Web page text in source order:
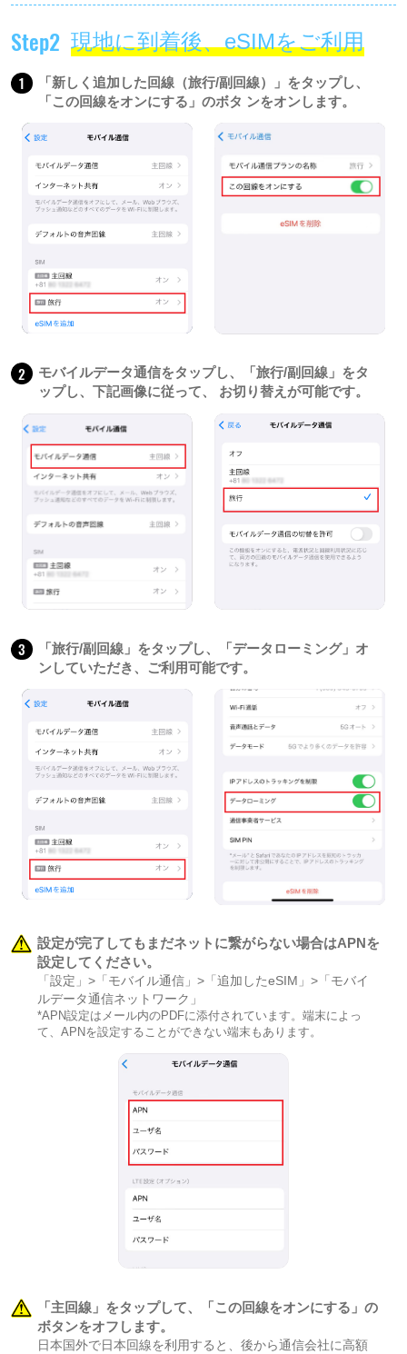
Step2 現地に到着後、eSIMをご利用
1
「新しく追加した回線（旅行/副回線）」をタップし、
「この回線をオンにする」のボタ ンをオンします。
2
モバイルデータ通信をタップし、「旅行/副回線」をタ
ップし、下記画像に従って、 お切り替えが可能です。
3
「旅行/副回線」をタップし、「データローミング」オ
ンしていただき、ご利用可能です。
設定が完了してもまだネットに繋がらない場合はAPNを
設定してください。
「設定」>「モバイル通信」>「追加したeSIM」>「モバイ
ルデータ通信ネットワーク」
*APN設定はメール内のPDFに添付されています。端末によっ
て、APNを設定することができない端末もあります。
「主回線」をタップして、「この回線をオンにする」の
ボタンをオフします。
日本国外で日本回線を利用すると、後から通信会社に高額